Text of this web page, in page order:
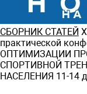
СБОРНИК СТАТЕЙ
практической
ОПТИМИЗАЦИИ
СПОРТИВНОЙ
НАСЕЛЕНИЯ 11-14